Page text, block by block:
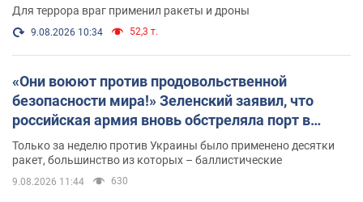
Для террора враг применил ракеты и дроны
9.08.2026 10:34 52,3 т.
«Они воюют против продовольственной
безопасности мира!» Зеленский заявил, что
российская армия вновь обстреляла порт в
Одессе
Только за неделю против Украины было применено десятки
ракет, большинство из которых – баллистические
9.08.2026 11:44 630